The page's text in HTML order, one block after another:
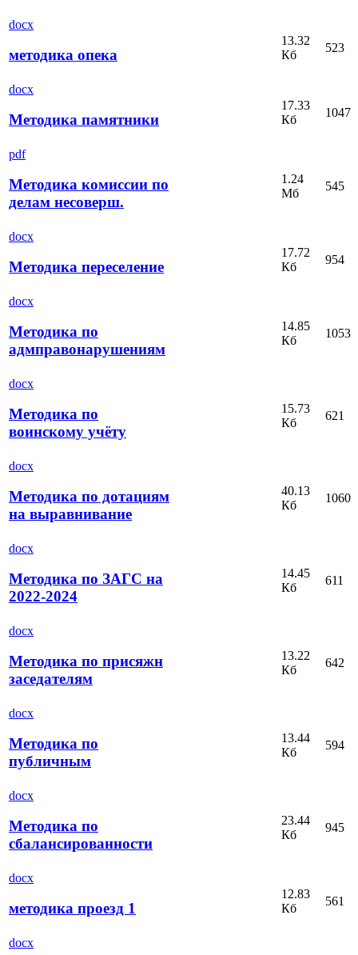
docx
методика опека
13.32
Кб
523
docx
Методика памятники
17.33
Кб
1047
pdf
Методика комиссии по
делам несоверш.
1.24
Мб
545
docx
Методика переселение
17.72
Кб
954
docx
Методика по
адмправонарушениям
14.85
Кб
1053
docx
Методика по
воинскому учёту
15.73
Кб
621
docx
Методика по дотациям
на выравнивание
40.13
Кб
1060
docx
Методика по ЗАГС на
2022-2024
14.45
Кб
611
docx
Методика по присяжн
заседателям
13.22
Кб
642
docx
Методика по
публичным
13.44
Кб
594
docx
Методика по
сбалансированности
23.44
Кб
945
docx
методика проезд 1
12.83
Кб
561
docx